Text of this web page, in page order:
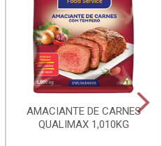
AMACIANTE DE CARNES
QUALIMAX 1,010KG